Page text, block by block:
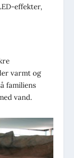
effekter,
varmt og
familiens
vand.